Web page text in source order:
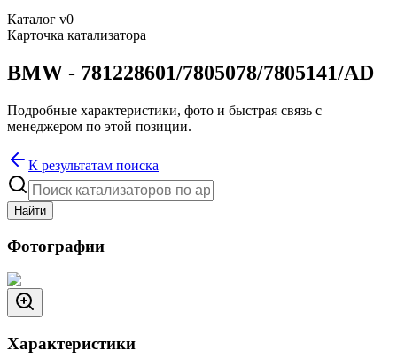
Каталог v0
Карточка катализатора
BMW - 781228601/7805078/7805141/AD
Подробные характеристики, фото и быстрая связь с
менеджером по этой позиции.
К результатам поиска
Найти
Фотографии
Характеристики